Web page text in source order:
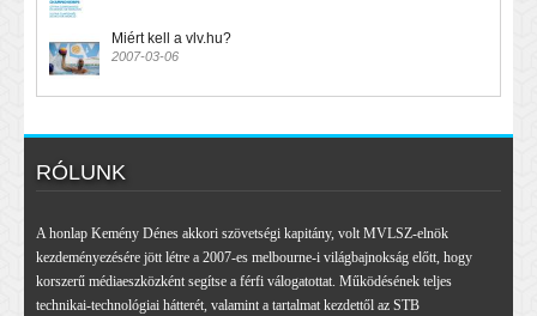
Miért kell a vlv.hu?
2007-03-06
RÓLUNK
A honlap Kemény Dénes akkori szövetségi kapitány, volt MVLSZ-elnök
kezdeményezésére jött létre a 2007-es melbourne-i világbajnokság előtt, hogy
korszerű médiaeszközként segítse a férfi válogatottat. Működésének teljes
technikai-technológiai hátterét, valamint a tartalmat kezdettől az STB